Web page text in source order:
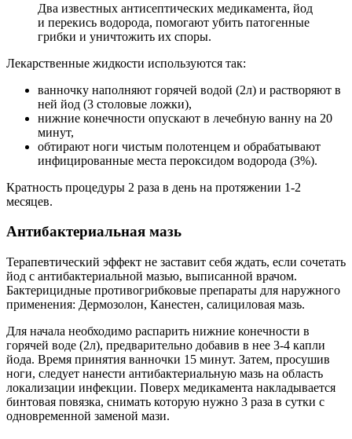
Два известных антисептических медикамента, йод
и перекись водорода, помогают убить патогенные
грибки и уничтожить их споры.
Лекарственные жидкости используются так:
ванночку наполняют горячей водой (2л) и растворяют в
ней йод (3 столовые ложки),
нижние конечности опускают в лечебную ванну на 20
минут,
обтирают ноги чистым полотенцем и обрабатывают
инфицированные места пероксидом водорода (3%).
Кратность процедуры 2 раза в день на протяжении 1-2
месяцев.
Антибактериальная мазь
Терапевтический эффект не заставит себя ждать, если сочетать
йод с антибактериальной мазью, выписанной врачом.
Бактерицидные противогрибковые препараты для наружного
применения: Дермозолон, Канестен, салициловая мазь.
Для начала необходимо распарить нижние конечности в
горячей воде (2л), предварительно добавив в нее 3-4 капли
йода. Время принятия ванночки 15 минут. Затем, просушив
ноги, следует нанести антибактериальную мазь на область
локализации инфекции. Поверх медикамента накладывается
бинтовая повязка, снимать которую нужно 3 раза в сутки с
одновременной заменой мази.